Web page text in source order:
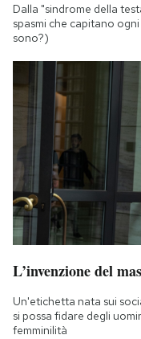
Dalla "sindrome della
spasmi che capitano
sono?)
L’invenzione del
Un'etichetta nata sui
si possa fidare degli
femminilità